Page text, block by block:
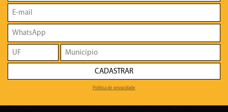
CADASTRAR
Política de privacidade